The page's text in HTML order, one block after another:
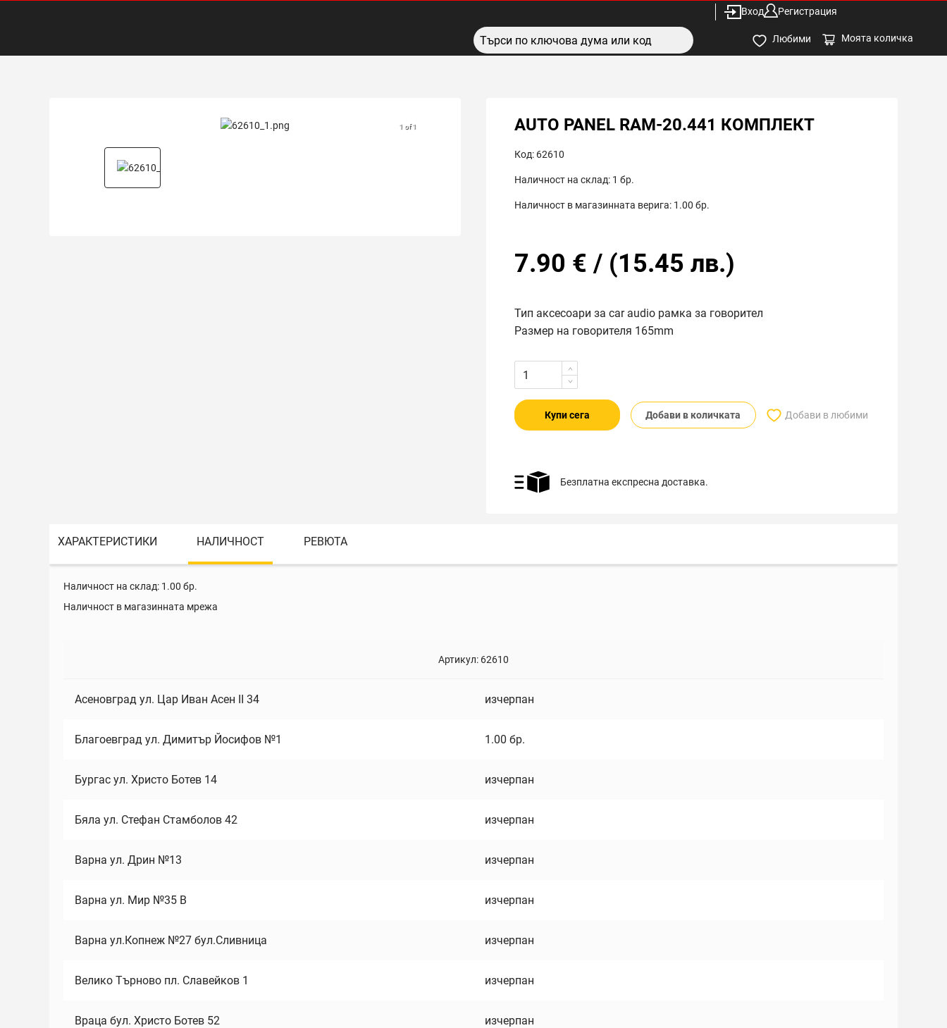
Вход Регистрация
Любими Моята количка
1 of 1 AUTO PANEL RAM-20.441 КОМПЛЕКТ
Код: 62610
Наличност на склад: 1 бр.
Наличност в магазинната верига: 1.00 бр.
7.90 € / (15.45 лв.)
Тип аксесоари за car audio рамка за говорител
Размер на говорителя 165mm
Купи сега Добави в количката Добави в любими
Безплатна експресна доставка.
ХАРАКТЕРИСТИКИ НАЛИЧНОСТ РЕВЮТА
Наличност на склад: 1.00 бр.
Наличност в магазинната мрежа
Артикул: 62610
Асеновград ул. Цар Иван Асен II 34 изчерпан
Благоевград ул. Димитър Йосифов №1 1.00 бр.
Бургас ул. Христо Ботев 14 изчерпан
Бяла ул. Стефан Стамболов 42 изчерпан
Варна ул. Дрин №13 изчерпан
Варна ул. Мир №35 В изчерпан
Варна ул.Копнеж №27 бул.Сливница изчерпан
Велико Търново пл. Славейков 1 изчерпан
Враца бул. Христо Ботев 52 изчерпан